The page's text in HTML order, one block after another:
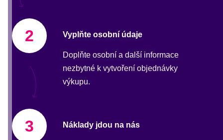
2 Vyplňte osobní údaje
Doplňte osobní a další informace
nezbytné k vytvoření objednávky
výkupu.
3 Náklady jdou na nás